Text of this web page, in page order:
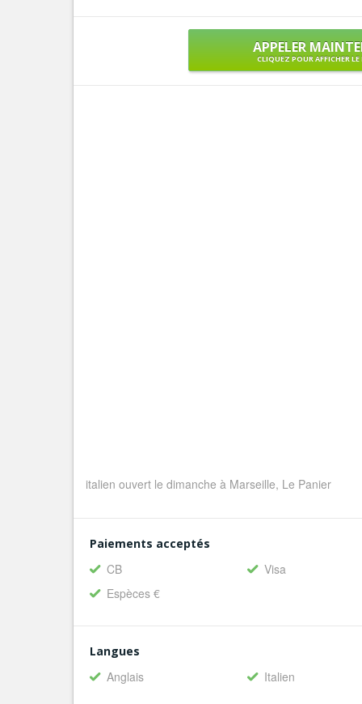
APPELER
CLIQUEZ POUR AFFICHER
italien ouvert le dimanche à Marseille, Le Panier
Paiements acceptés
CB
Visa
Espèces €
Langues
Anglais Italien